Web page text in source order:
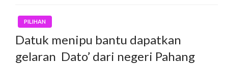
PILIHAN
Datuk menipu bantu dapatkan
gelaran Dato’ dari negeri Pahang